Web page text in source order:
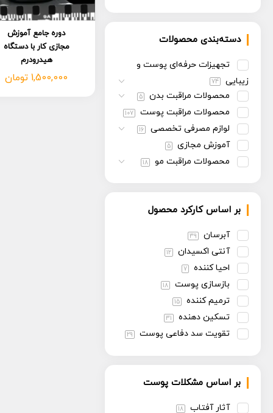
دسته‌بندی محصولات
تجهیزات حرفه‌ای پوست و
زیبایی
74
محصولات مراقبت بدن 5
محصولات مراقبت پوست 107
لوازم مصرفی تخصصی 16
آموزش مجازی 5
محصولات مراقبت مو 18
بر اساس کارکرد محصول
آبرسان 39
آنتی اکسیدان 12
احیا کننده 7
بازسازی پوست 18
ترمیم کننده 15
تسکین دهنده 31
تقویت سد دفاعی پوست 29
سفت کننده 13
بر اساس مشکلات پوست
آثار آفتاب 18
دوره جامع آموزش
مجازی کار با دستگاه
هیدرودرم
1,500,000 تومان